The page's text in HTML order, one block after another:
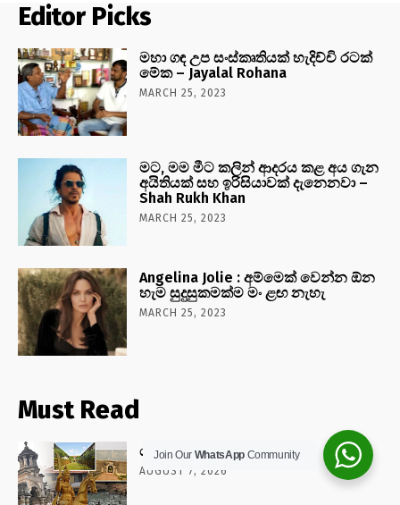
Editor Picks
මහා ගඳ උප සංස්කෘතියක් හැදිච්චි රටක්
මේක – Jayalal Rohana
MARCH 25, 2023
මට, මම මීට කලින් ආදරය කළ අය ගැන
අයිතියක් සහ ඉරිසියාවක් දැනෙනවා –
Shah Rukh Khan
MARCH 25, 2023
Angelina Jolie : අම්මෙක් වෙන්න ඕන
හැම සුදුසුකමක්ම මං ළඟ නැහැ
MARCH 25, 2023
Must Read
යාපනය වටේ රවුමක් යමු
AUGUST 7, 2026
Join Our WhatsAppCommunity